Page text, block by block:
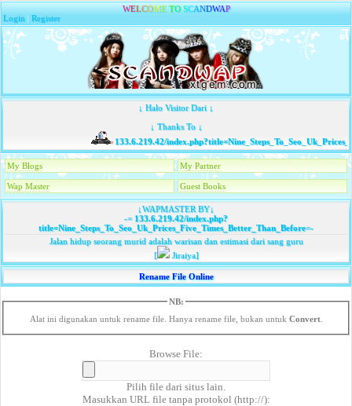
WELCOME TO SCANDWAP
Login |Register
↓ Halo Visitor Dari ↓
↓ Thanks To ↓
133.6.219.42/
My Blogs My Partner
Wap Master Guest Books
↓WAPMASTER BY↓
-=133.6.219.42/index.php?
title=Nine_Steps_To_Seo_Uk_Prices_Five_Times_Better_Than_Before=-
Jalan hidup seorang murid adalah warisan dan estimasi dari sang guru
[
Jiraiya]
Rename File Online
NB:
Alat ini digunakan untuk rename file. Hanya rename file, bukan untuk Convert.
Browse File:
Pilih file dari situs lain.
Masukkan URL file tanpa protokol (http://):